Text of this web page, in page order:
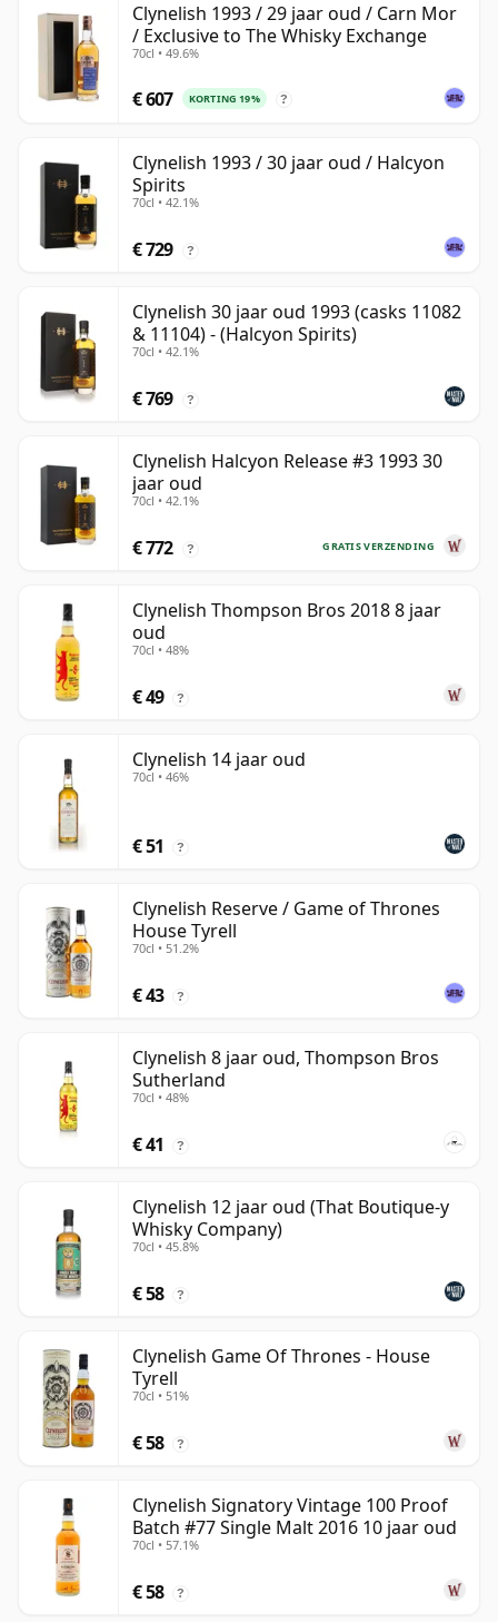
Clynelish 1993 / 29 jaar oud / Carn Mor
/ Exclusive to The Whisky Exchange
70cl • 49.6%
€ 607 KORTING 19% ?
Clynelish 1993 / 30 jaar oud / Halcyon
Spirits
70cl • 42.1%
€ 729 ?
Clynelish 30 jaar oud 1993 (casks 11082
& 11104) - (Halcyon Spirits)
70cl • 42.1%
€ 769 ?
Clynelish Halcyon Release #3 1993 30
jaar oud
70cl • 42.1%
GRATIS VERZENDING
€ 772 ?
Clynelish Thompson Bros 2018 8 jaar
oud
70cl • 48%
€ 49 ?
Clynelish 14 jaar oud
70cl • 46%
€ 51 ?
Clynelish Reserve / Game of Thrones
House Tyrell
70cl • 51.2%
€ 43 ?
Clynelish 8 jaar oud, Thompson Bros
Sutherland
70cl • 48%
€ 41 ?
Clynelish 12 jaar oud (That Boutique-y
Whisky Company)
70cl • 45.8%
€ 58 ?
Clynelish Game Of Thrones - House
Tyrell
70cl • 51%
€ 58 ?
Clynelish Signatory Vintage 100 Proof
Batch #77 Single Malt 2016 10 jaar oud
70cl • 57.1%
€ 58 ?